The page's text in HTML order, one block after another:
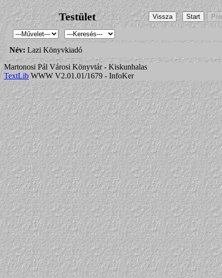
Testület
Név: Lazi Könyvkiadó
Martonosi Pál Városi Könyvtár - Kiskunhalas
TextLib WWW V2.01.01/1679 - InfoKer